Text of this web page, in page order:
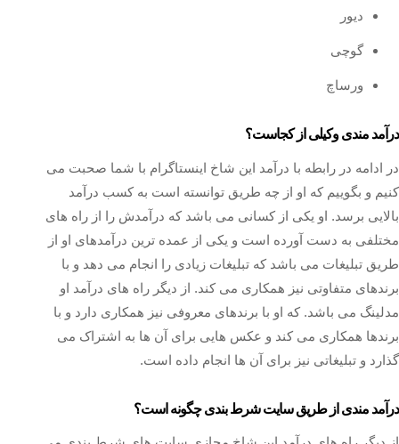
دیور
گوچی
ورساچ
درآمد مندی وکیلی از کجاست؟
در ادامه در رابطه با درآمد این شاخ اینستاگرام با شما صحبت می
کنیم و بگوییم که او از چه طریق توانسته است به کسب درآمد
بالایی برسد. او یکی از کسانی می باشد که درآمدش را از راه های
مختلفی به دست آورده است و یکی از عمده‌ ترین درآمدهای او از
طریق تبلیغات می باشد که تبلیغات زیادی را انجام می‌ دهد و با
برندهای متفاوتی نیز همکاری می‌ کند. از دیگر راه های درآمد او
مدلینگ می باشد. که او با برندهای معروفی نیز همکاری دارد و با
برندها همکاری می‌ کند و عکس هایی برای آن ها به اشتراک می‌
گذارد و تبلیغاتی نیز برای آن ها انجام داده است.
درآمد مندی از طریق سایت شرط بندی چگونه است؟